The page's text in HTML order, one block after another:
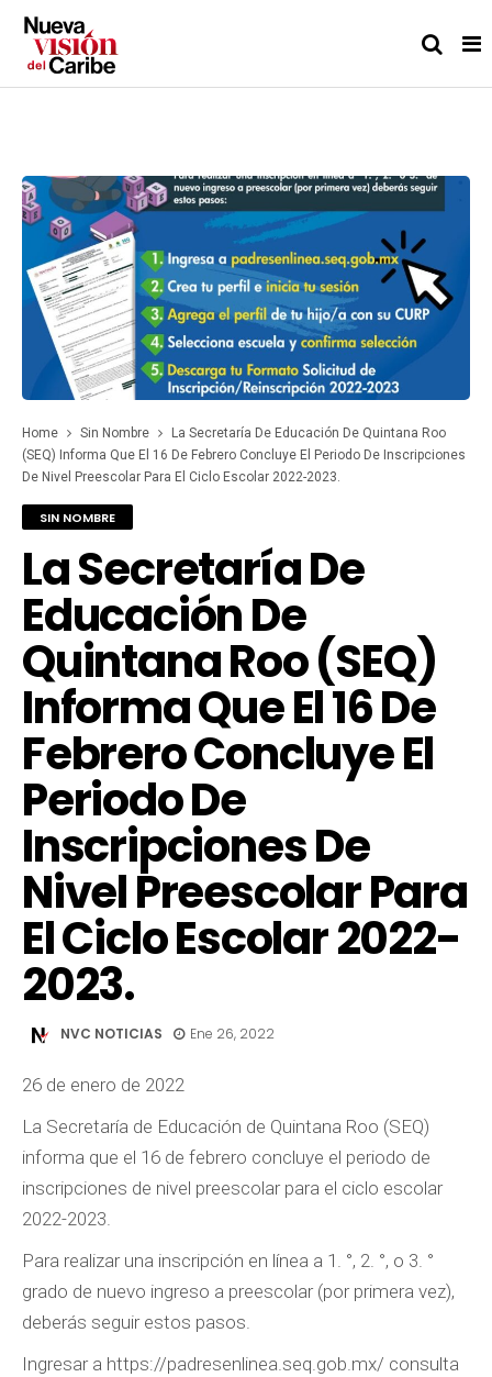
Home Sin Nombre
La Secretaría De Educación De Quintana Roo
(SEQ) Informa Que El 16 De Febrero Concluye El Periodo De Inscripciones
De Nivel Preescolar Para El Ciclo Escolar 2022-2023.
SIN NOMBRE
La Secretaría De
Educación De
Quintana Roo (SEQ)
Informa Que El 16 De
Febrero Concluye El
Periodo De
Inscripciones De
Nivel Preescolar Para
El Ciclo Escolar 2022-
2023.
NVC NOTICIAS Ene 26, 2022
26 de enero de 2022
La Secretaría de Educación de Quintana Roo (SEQ)
informa que el 16 de febrero concluye el periodo de
inscripciones de nivel preescolar para el ciclo escolar
2022-2023.
Para realizar una inscripción en línea a 1. °, 2. °, o 3. °
grado de nuevo ingreso a preescolar (por primera vez),
deberás seguir estos pasos.
Ingresar a https://padresenlinea.seq.gob.mx/ consulta